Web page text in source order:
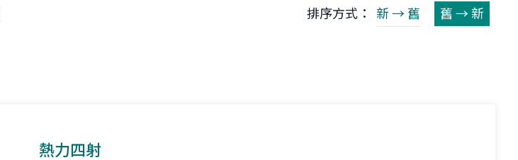
排序方式： 新 → 舊 舊 → 新
熱力四射